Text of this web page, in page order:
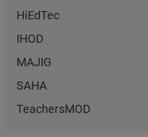
HiEdTec
IHOD
MAJIG
SAHA
TeachersMOD